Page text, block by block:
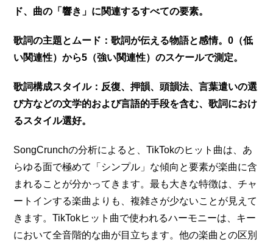
ド、曲の「響き」に関連するすべての要素。
歌詞の主題とムード：歌詞が伝える物語と感情。0（低
い関連性）から5（強い関連性）のスケールで測定。
歌詞構成スタイル：反復、押韻、頭韻法、言葉遣いの選
び方などの文学的および言語的手段を含む、歌詞におけ
るスタイル選好。
SongCrunchの分析によると、TikTokのヒット曲は、あ
らゆる面で極めて「シンプル」な傾向と要素が楽曲に含
まれることが分かってきます。最も大きな特徴は、チャ
ートインする楽曲よりも、複雑さが少ないことが見えて
きます。TikTokヒット曲で使われるハーモニーは、キー
において全音階的な曲が目立ちます。他の楽曲との区別